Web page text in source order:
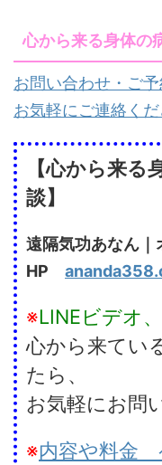
心から来る身体の
お問い合わせ・ご
お気軽にご連絡く
【心から来る
談】
遠隔気功あなん｜
HP
※LINEビデオ
心から来てい
たら、
お気軽にお問
※内容や料金